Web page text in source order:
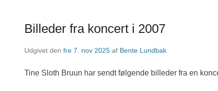
Billeder fra koncert i 2007
Udgivet den fre 7. nov 2025 af Bente Lundbak
Tine Sloth Bruun har sendt følgende billeder fra en